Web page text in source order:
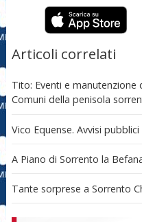
Articoli correlati
Tito: Eventi e
Comuni della penisola
Vico Equense. Avvisi
A Piano di Sorrento la
Tante sorprese a Sorrento